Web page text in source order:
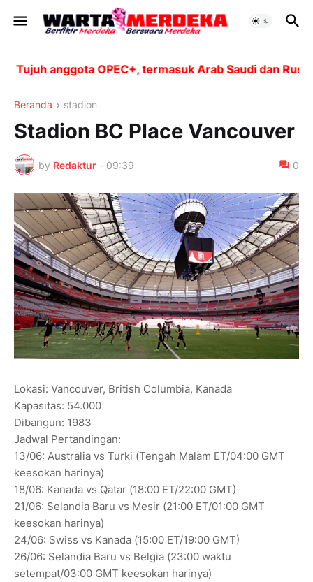
anggota OPEC+, termasuk Arab Saudi dan Rusia,
Beranda stadion
Stadion BC Place Vancouver
by Redaktur - 09:39 0
Lokasi: Vancouver, British Columbia, Kanada
Kapasitas: 54.000
Dibangun: 1983
Jadwal Pertandingan:
13/06: Australia vs Turki (Tengah Malam ET/04:00 GMT
keesokan harinya)
18/06: Kanada vs Qatar (18:00 ET/22:00 GMT)
21/06: Selandia Baru vs Mesir (21:00 ET/01:00 GMT
keesokan harinya)
24/06: Swiss vs Kanada (15:00 ET/19:00 GMT)
26/06: Selandia Baru vs Belgia (23:00 waktu
setempat/03:00 GMT keesokan harinya)